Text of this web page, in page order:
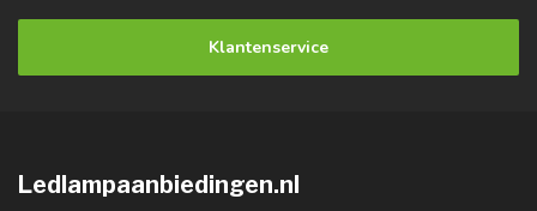
Klantenservice
Ledlampaanbiedingen.nl